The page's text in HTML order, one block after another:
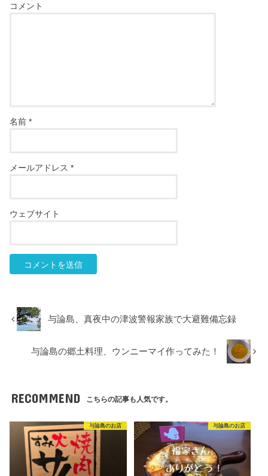
コメント
名前*
メールアドレス*
ウェブサイト
与論島、真夜中の津波警報家族で大避難備忘録
与論島の郷土料理、ウンニーマイ作ってみた！
RECOMMEND こちらの記事も人気です。
与論島のお店 与論島のお店